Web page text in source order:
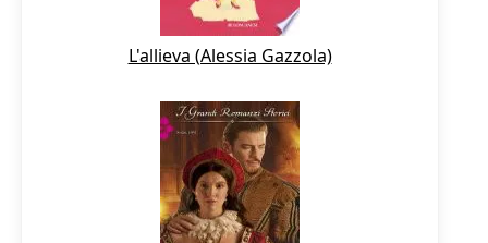
L'allieva (Alessia Gazzola)